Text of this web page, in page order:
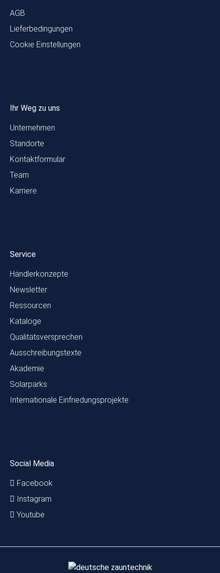
AGB
Lieferbedingungen
Cookie Einstellungen
Ihr Weg zu uns
Unternehmen
Standorte
Kontaktformular
Team
Karriere
Service
Händlerkonzepte
Newsletter
Ressourcen
Kataloge
Qualitätsversprechen
Ausschreibungstexte
Akademie
Solarparks
Internationale Einfriedungsprojekte
Social Media
Facebook
Instagram
Youtube